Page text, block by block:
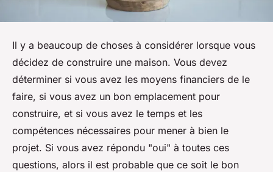
Il y a beaucoup de choses à considérer lorsque vous
décidez de construire une maison. Vous devez
déterminer si vous avez les moyens financiers de le
faire, si vous avez un bon emplacement pour
construire, et si vous avez le temps et les
compétences nécessaires pour mener à bien le
projet. Si vous avez répondu "oui" à toutes ces
questions, alors il est probable que ce soit le bon